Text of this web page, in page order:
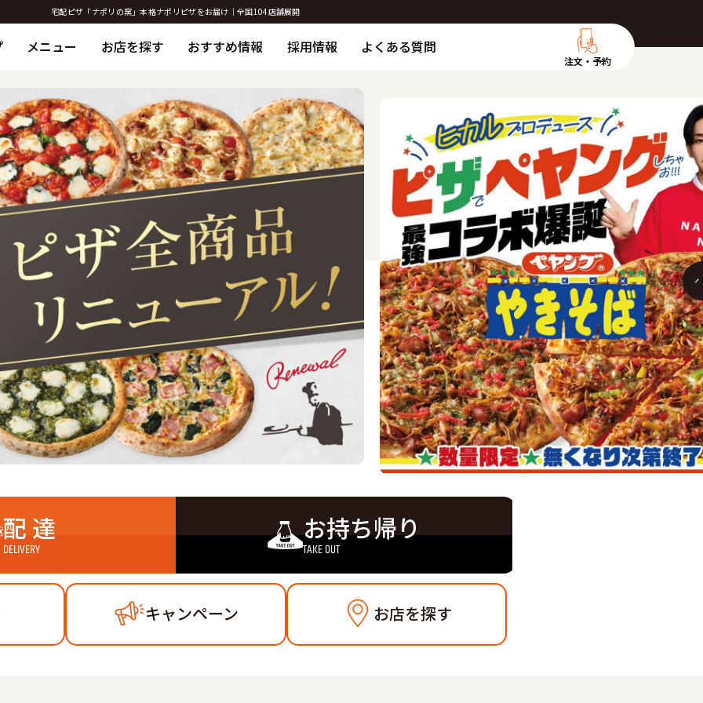
宅配ピザ「ナポリの窯」本格ナポリピザをお届け｜全国104店舗展開
注文・予約
メニュー お店を探す おすすめ情報 採用情報 よくある質問
配 達
DELIVERY
お持ち帰り
TAKE OUT
キャンペーン お店を探す